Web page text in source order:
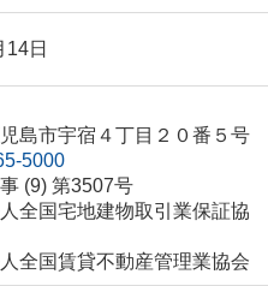
14日
島市宇宿４丁目２０番５号
5000
(9) 第3507号
全国宅地建物取引業保証協
全国賃貸不動産管理業協会